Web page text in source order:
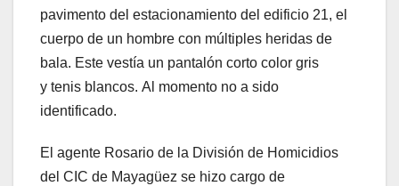
pavimento del estacionamiento del edificio 21, el
cuerpo de un hombre con múltiples heridas de
bala. Este vestía un pantalón corto color gris
y tenis blancos. Al momento no a sido
identificado.
El agente Rosario de la División de Homicidios
del CIC de Mayagüez se hizo cargo de